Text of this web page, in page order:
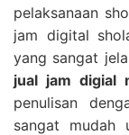
pelaksanaan
jam digital
yang sangat
jual jam digial
penulisan
sangat